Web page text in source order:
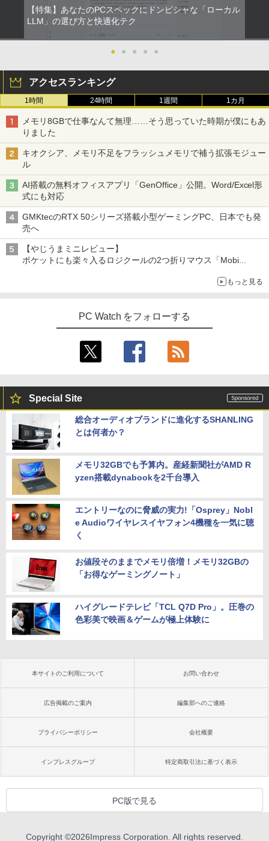
【特集】あなたのPCスペックにドンピシャな「ローカル
LLM」の選び方と快適化テク
● ● ● ● ●
アクセスランキング
1時間 24時間 1週間 1カ月
メモリ8GBで仕事なんて無理……そう思っていた時期が僕にもあ
りました
キオクシア、メモリ不足をフラッシュメモリで補う拡張モジュー
ル
AI搭載の無料オフィスアプリ「GenOffice」公開。Word/Excel形
式にも対応
GMKtecのRTX 50シリーズ搭載小型ゲーミングPC、日本でも発
売へ
【やじうまミニレビュー】
ポケットにも楽々入るロジクールの2つ折りマウス「Mobi
もっと見る
PC Watch をフォローする
Special Site
総合オーディオブランドに進化するSHANLING
とは何者か？
メモリ32GBでも予算内。産経新聞社がAMD R
yzen搭載dynabookを2千台導入
エントリーなのに脅威の実力!「Osprey」Nobl
e Audioワイヤレスイヤフォン4機種を一気に聴
く
お値段そのままでメモリ倍増！メモリ32GBの
「お得なゲーミングノート」
ハイグレードテレビ「TCL Q7D Pro」。圧巻の
色彩美で映画＆ゲームが極上体験に
本サイトのご利用について お問い合わせ
広告掲載のご案内 編集部へのご連絡
プライバシーポリシー 会社概要
インプレスグループ 特定商取引法に基づく表示
PC版で見る
Copyright ©2026Impress Corporation. All rights reserved.